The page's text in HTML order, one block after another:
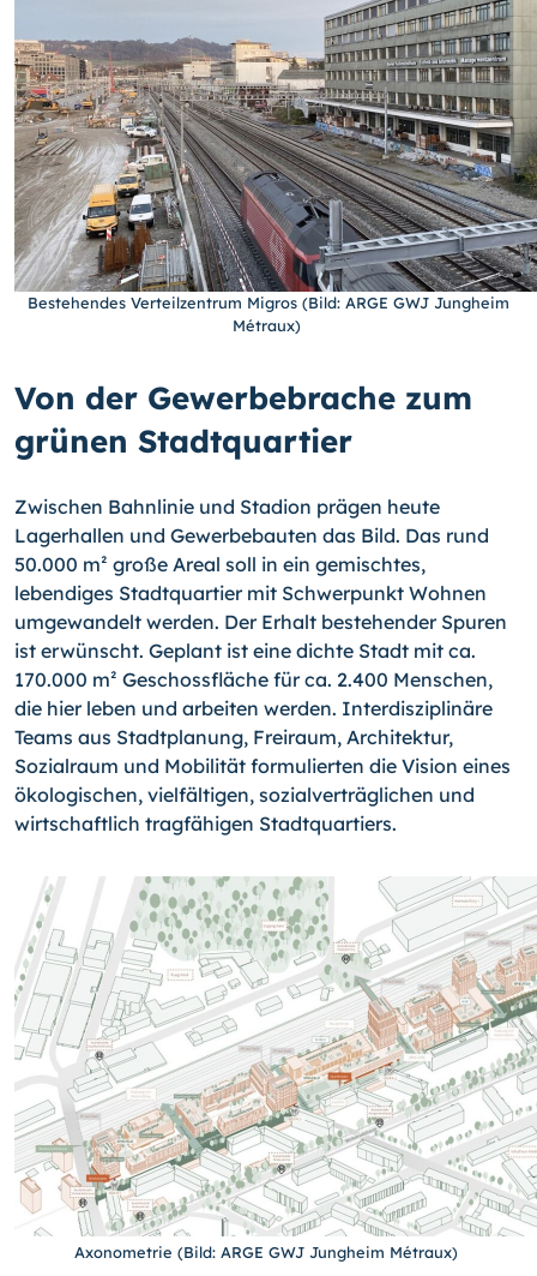
Bestehendes Verteilzentrum Migros (Bild: ARGE GWJ Jungheim
Métraux)
Von der Gewerbebrache zum
grünen Stadtquartier
Zwischen Bahnlinie und Stadion prägen heute
Lagerhallen und Gewerbebauten das Bild. Das rund
50.000 m² große Areal soll in ein gemischtes,
lebendiges Stadtquartier mit Schwerpunkt Wohnen
umgewandelt werden. Der Erhalt bestehender Spuren
ist erwünscht. Geplant ist eine dichte Stadt mit ca.
170.000 m² Geschossfläche für ca. 2.400 Menschen,
die hier leben und arbeiten werden. Interdisziplinäre
Teams aus Stadtplanung, Freiraum, Architektur,
Sozialraum und Mobilität formulierten die Vision eines
ökologischen, vielfältigen, sozialverträglichen und
wirtschaftlich tragfähigen Stadtquartiers.
Axonometrie (Bild: ARGE GWJ Jungheim Métraux)